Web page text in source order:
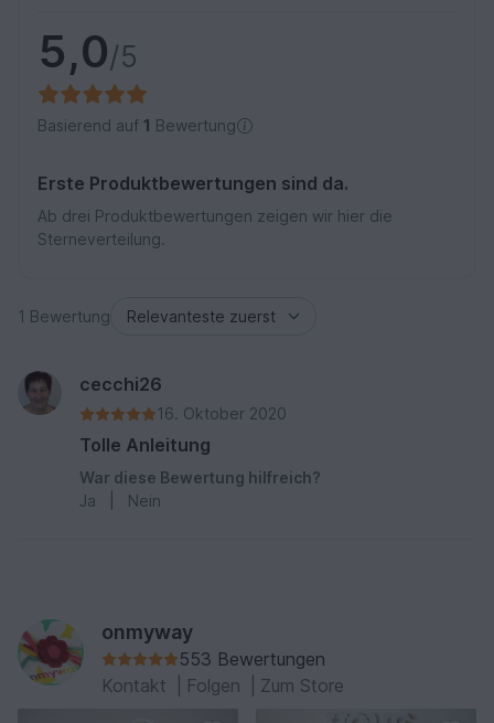
5,0/5
Basierend auf 1 Bewertung
Erste Produktbewertungen sind da.
Ab drei Produktbewertungen zeigen wir hier die
Sterneverteilung.
1 Bewertung
cecchi26
16. Oktober 2020
Tolle Anleitung
War diese Bewertung hilfreich?
Ja
Nein
onmyway
553 Bewertungen
Kontakt
Folgen Zum Store